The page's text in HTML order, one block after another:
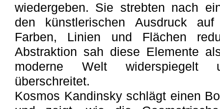
wiedergeben. Sie strebten nach
den künstlerischen Ausdruck
Farben, Linien und Flächen
Abstraktion sah diese Elemente
moderne Welt widerspiegelt
überschreitet.
Kosmos Kandinsky schlägt einen